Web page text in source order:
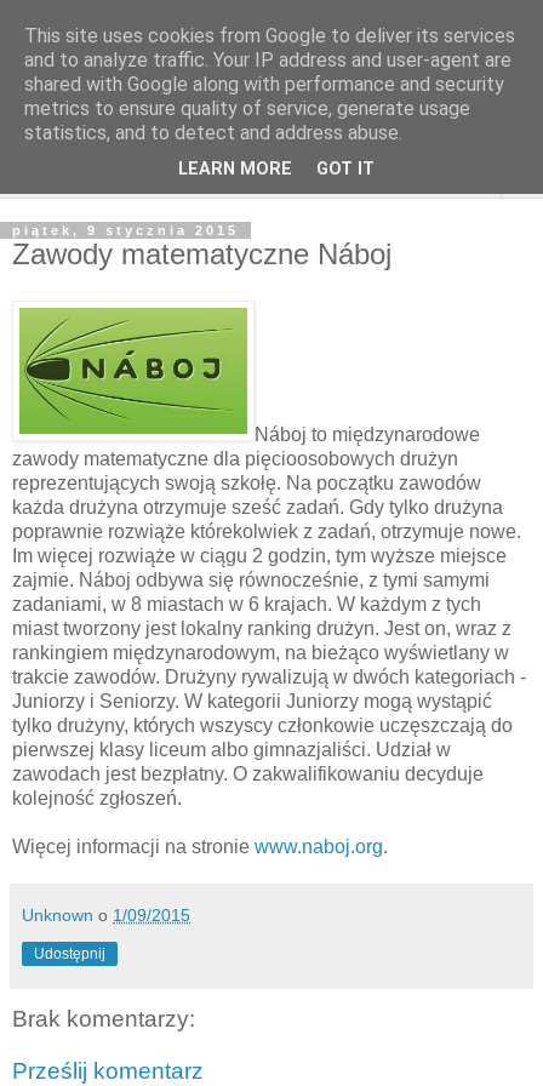
piątek, 9 stycznia 2015
Zawody matematyczne Náboj
Náboj to międzynarodowe
zawody matematyczne dla pięcioosobowych drużyn
reprezentujących swoją szkołę. Na początku zawodów
każda drużyna otrzymuje sześć zadań. Gdy tylko drużyna
poprawnie rozwiąże którekolwiek z zadań, otrzymuje nowe.
Im więcej rozwiąże w ciągu 2 godzin, tym wyższe miejsce
zajmie. Náboj odbywa się równocześnie, z tymi samymi
zadaniami, w 8 miastach w 6 krajach. W każdym z tych
miast tworzony jest lokalny ranking drużyn. Jest on, wraz z
rankingiem międzynarodowym, na bieżąco wyświetlany w
trakcie zawodów. Drużyny rywalizują w dwóch kategoriach -
Juniorzy i Seniorzy. W kategorii Juniorzy mogą wystąpić
tylko drużyny, których wszyscy członkowie uczęszczają do
pierwszej klasy liceum albo gimnazjaliści. Udział w
zawodach jest bezpłatny. O zakwalifikowaniu decyduje
kolejność zgłoszeń.
Więcej informacji na stronie www.naboj.org.
Unknown o 1/09/2015
Udostępnij
Brak komentarzy:
Prześlij komentarz
This site uses cookies from Google to deliver its services
and to analyze traffic. Your IP address and user-agent are
shared with Google along with performance and security
metrics to ensure quality of service, generate usage
statistics, and to detect and address abuse.
LEARN MORE GOT IT